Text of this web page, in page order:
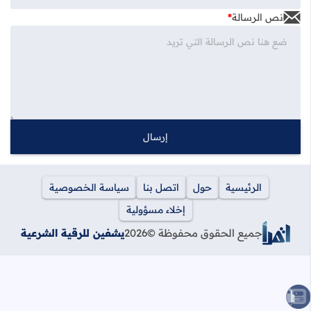
نص الرسالة*
جميع الحقوق محفوظة ©2026يشفين للرقية الشرعية
الرئيسية حول اتصل بنا
سياسة الخصوصية
إخلاء مسؤولية